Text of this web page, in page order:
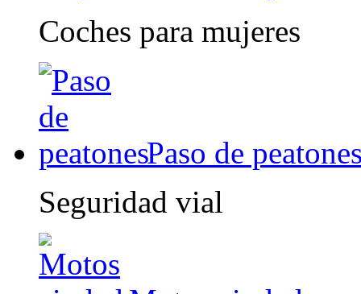
Coches para mujeres
Paso de
Seguridad vial